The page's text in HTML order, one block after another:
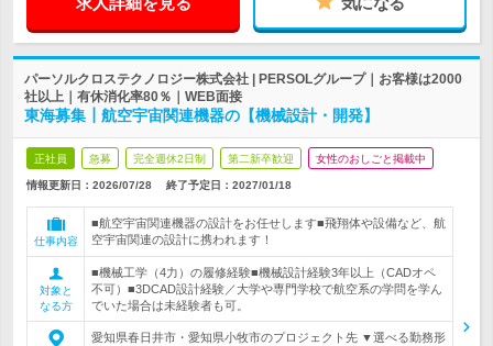
パーソルクロステクノロジー株式会社 | PERSOLグループ｜お客様は2000
社以上｜有休消化率80％｜WEB面接
東海募集┃航空宇宙関連機器の【機械設計・開発】
正社員 急募 完全週休2日制 第二新卒歓迎 女性のおしごと掲載中
情報更新日：2026/07/28 終了予定日： 2027/01/18
仕事内容
■航空宇宙関連機器の設計をお任せします■飛翔体や設備など、航
空宇宙関連の設計に携われます！
対象と
なる方
■機械工学（4力）の履修経験■機械設計経験3年以上（CADオペ
不可）■3DCAD設計経験／大学や専門学校で航空系の学問を学ん
でいた場合は未経験者も可。
愛知県春日井市・愛知県小牧市のプロジェクト先 ▼選べる勤務形